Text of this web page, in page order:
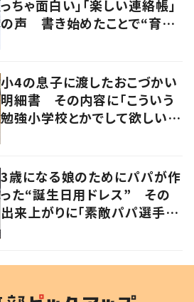
っちゃ面白い」「楽しい連絡帳」
の声 書き始めたことで“育児
小4の息子に渡したおこづかい
明細書 その内容に「こういう
勉強小学校とかでして欲しい」
3歳になる娘のためにパパが作
った“誕生日用ドレス” その
出来上がりに「素敵パパ選手権